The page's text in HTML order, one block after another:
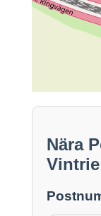
Nära
Vintrie